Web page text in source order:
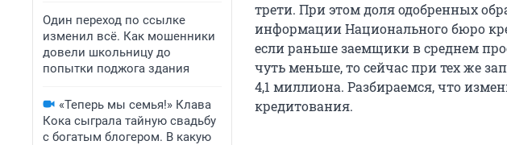
Один переход по ссылке
изменил всё. Как мошенники
довели школьницу до
попытки поджога здания
«Теперь мы семья!» Клава
Кока сыграла тайную свадьбу
с богатым блогером. В какую
трети. При этом доля одобренных
информации Национального бюро
если раньше заемщики в среднем
чуть меньше, то сейчас при тех же
4,1 миллиона. Разбираемся, что
кредитования.